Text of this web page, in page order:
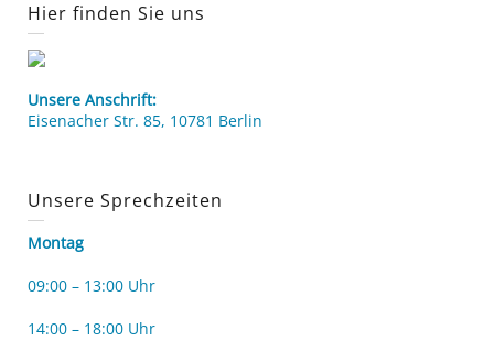
Hier finden Sie uns
Unsere Anschrift:
Eisenacher Str. 85, 10781 Berlin
Unsere Sprechzeiten
Montag
09:00 – 13:00 Uhr
14:00 – 18:00 Uhr